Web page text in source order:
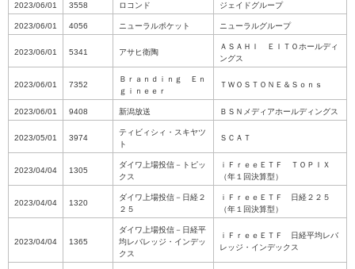
2023/06/01 3558 ロコンド ジェイドグループ
2023/06/01 4056 ニューラルポケット ニューラルグループ
2023/06/01 5341 アサヒ衛陶
ＡＳＡＨＩ ＥＩＴＯホールディ
ングス
2023/06/01 7352
Ｂｒａｎｄｉｎｇ Ｅｎ
ｇｉｎｅｅｒ
ＴＷＯＳＴＯＮＥ＆Ｓｏｎｓ
2023/06/01 9408 新潟放送 ＢＳＮメディアホールディングス
2023/05/01 3974
ティビィシィ・スキヤツ
ト
ＳＣＡＴ
2023/04/04 1305
ダイワ上場投信－トピッ
クス
ｉＦｒｅｅＥＴＦ ＴＯＰＩＸ
（年１回決算型）
2023/04/04 1320
ダイワ上場投信－日経２
２５
ｉＦｒｅｅＥＴＦ 日経２２５
（年１回決算型）
2023/04/04 1365
ダイワ上場投信－日経平
均レバレッジ・インデッ
クス
ｉＦｒｅｅＥＴＦ 日経平均レバ
レッジ・インデックス